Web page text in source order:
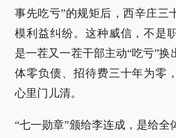
事先吃亏”的规矩后，西辛庄三
模利益纠纷。这种威信，不是
是一茬又一茬干部主动“吃亏”
体零负债、招待费三十年为零
心里门儿清。
“七一勋章”颁给李连成，是给全